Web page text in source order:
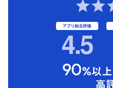
アプリ総合評価
4.5